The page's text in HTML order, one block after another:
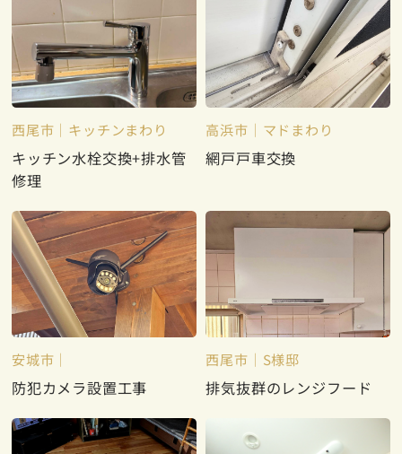
西尾市 キッチンまわり
キッチン水栓交換+排水管
修理
高浜市 マドまわり
網戸戸車交換
安城市
防犯カメラ設置工事
西尾市 S様邸
排気抜群のレンジフード